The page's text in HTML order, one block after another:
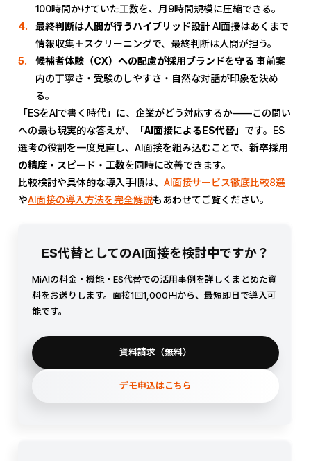
100時間かけていた工数を、月9時間規模に圧縮できる。
最終判断は人間が行うハイブリッド設計AI面接はあくまで
情報収集＋スクリーニングで、最終判断は人間が担う。
候補者体験（CX）への配慮が採用ブランドを守る 事前案
内の丁寧さ・受験のしやすさ・自然な対話が印象を決め
る。
「ESをAIで書く時代」に、企業がどう対応するか——この問い
への最も現実的な答えが、
「AI面接によるES代替」 です。ES
選考の役割を一度見直し、AI面接を組み込むことで、 新卒採用
の精度・スピード・工数を同時に改善できます。
比較検討や具体的な導入手順は、 AI面接サービス徹底比較8選
やAI面接の導入方法を完全解説もあわせてご覧ください。
ES代替としてのAI面接を検討中ですか？
MiAIの料金・機能・ES代替での活用事例を詳しくまとめた資
料をお送りします。面接1回1,000円から、最短即日で導入可
能です。
資料請求（無料）
デモ申込はこちら